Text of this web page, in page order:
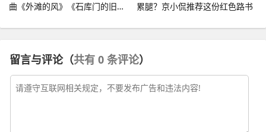
曲《外滩的风》《石库门的旧时
累腿？京小侃推荐这份红色路书
留言与评论（共有 0 条评论）